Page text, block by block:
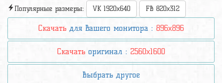
Популярные размеры:
VK 1920x640 FB 820x312
Скачать для вашего монитора : 896x896
Скачать оригинал : 2560x1600
Выбрать другое